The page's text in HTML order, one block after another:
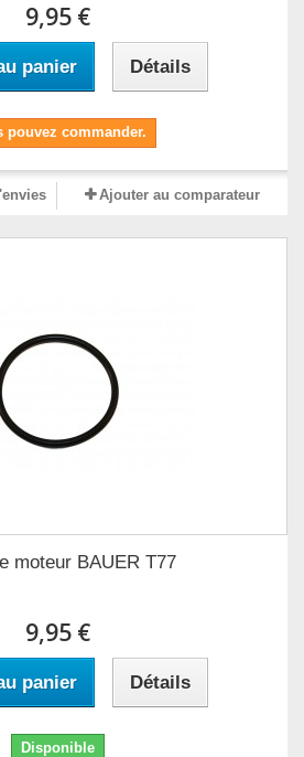
9,95 €
panier Détails
pouvez commander.
Ajouter au comparateur
moteur BAUER T77
9,95 €
panier Détails
Disponible